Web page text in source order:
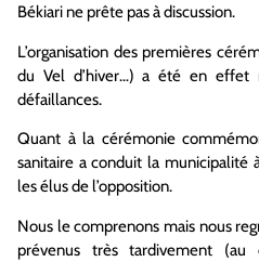
Békiari ne prête pas à discussion.
L’organisation des premières
du Vel d’hiver…) a été en effet
défaillances.
Quant à la cérémonie
sanitaire a conduit la municipalité
les élus de l’opposition.
Nous le comprenons mais nous
prévenus très tardivement